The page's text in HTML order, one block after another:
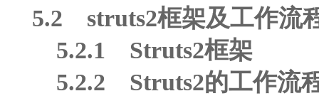
5.2 struts2框架及工作流
5.2.1 Struts2框架
5.2.2 Struts2的工作流